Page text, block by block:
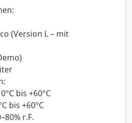
(Version L – mit
bis +60°C
bis +60°C
r.F.